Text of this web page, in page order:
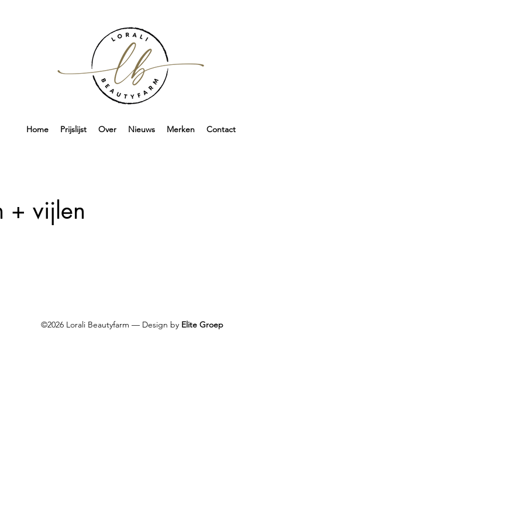
Home Prijslijst Over Nieuws Merken Contact
+ vijlen
©2026 Lorali Beautyfarm — Design by Elite Groep